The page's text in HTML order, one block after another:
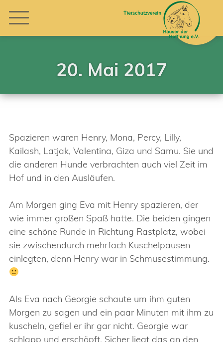
20. Mai 2017
Spazieren waren Henry, Mona, Percy, Lilly,
Kailash, Latjak, Valentina, Giza und Samu. Sie und
die anderen Hunde verbrachten auch viel Zeit im
Hof und in den Ausläufen.
Am Morgen ging Eva mit Henry spazieren, der
wie immer großen Spaß hatte. Die beiden gingen
eine schöne Runde in Richtung Rastplatz, wobei
sie zwischendurch mehrfach Kuschelpausen
einlegten, denn Henry war in Schmusestimmung.
Als Eva nach Georgie schaute um ihm guten
Morgen zu sagen und ein paar Minuten mit ihm zu
kuscheln, gefiel er ihr gar nicht. Georgie war
schlapp und erschöpft. Sicher liegt das an den